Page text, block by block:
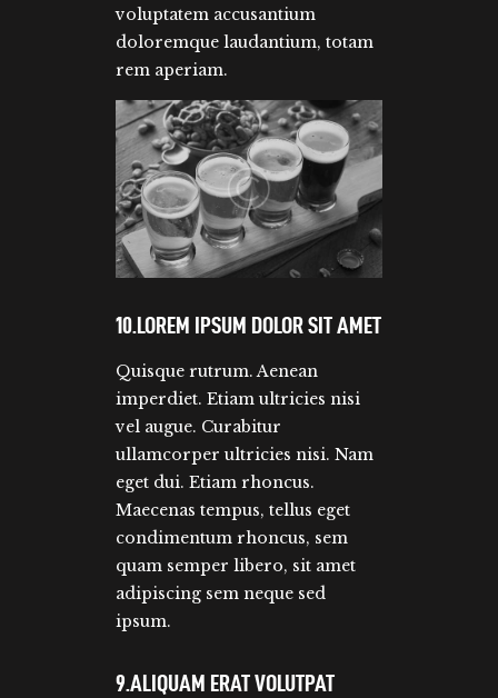
voluptatem accusantium
doloremque laudantium, totam
rem aperiam.
10.LOREM IPSUM DOLOR SIT AMET
Quisque rutrum. Aenean
imperdiet. Etiam ultricies nisi
vel augue. Curabitur
ullamcorper ultricies nisi. Nam
eget dui. Etiam rhoncus.
Maecenas tempus, tellus eget
condimentum rhoncus, sem
quam semper libero, sit amet
adipiscing sem neque sed
ipsum.
9.ALIQUAM ERAT VOLUTPAT